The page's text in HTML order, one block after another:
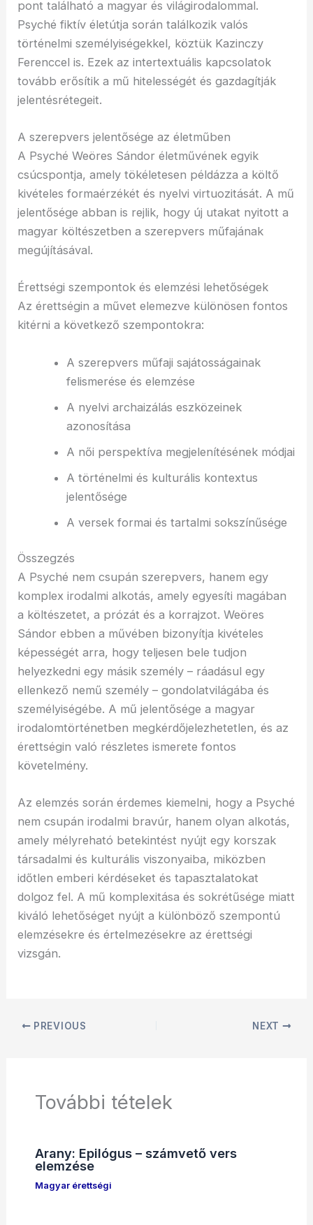
pont található a magyar és világirodalommal.
Psyché fiktív életútja során találkozik valós
történelmi személyiségekkel, köztük Kazinczy
Ferenccel is. Ezek az intertextuális kapcsolatok
tovább erősítik a mű hitelességét és gazdagítják
jelentésrétegeit.
A szerepvers jelentősége az életműben
A Psyché Weöres Sándor életművének egyik
csúcspontja, amely tökéletesen példázza a költő
kivételes formaérzékét és nyelvi virtuozitását. A mű
jelentősége abban is rejlik, hogy új utakat nyitott a
magyar költészetben a szerepvers műfajának
megújításával.
Érettségi szempontok és elemzési lehetőségek
Az érettségin a művet elemezve különösen fontos
kitérni a következő szempontokra:
A szerepvers műfaji sajátosságainak
felismerése és elemzése
A nyelvi archaizálás eszközeinek
azonosítása
A női perspektíva megjelenítésének módjai
A történelmi és kulturális kontextus
jelentősége
A versek formai és tartalmi sokszínűsége
Összegzés
A Psyché nem csupán szerepvers, hanem egy
komplex irodalmi alkotás, amely egyesíti magában
a költészetet, a prózát és a korrajzot. Weöres
Sándor ebben a művében bizonyítja kivételes
képességét arra, hogy teljesen bele tudjon
helyezkedni egy másik személy – ráadásul egy
ellenkező nemű személy – gondolatvilágába és
személyiségébe. A mű jelentősége a magyar
irodalomtörténetben megkérdőjelezhetetlen, és az
érettségin való részletes ismerete fontos
követelmény.
Az elemzés során érdemes kiemelni, hogy a Psyché
nem csupán irodalmi bravúr, hanem olyan alkotás,
amely mélyreható betekintést nyújt egy korszak
társadalmi és kulturális viszonyaiba, miközben
időtlen emberi kérdéseket és tapasztalatokat
dolgoz fel. A mű komplexitása és sokrétűsége miatt
kiváló lehetőséget nyújt a különböző szempontú
elemzésekre és értelmezésekre az érettségi
vizsgán.
PREVIOUS NEXT
További tételek
Arany: Epilógus – számvető vers
elemzése
Magyar érettségi